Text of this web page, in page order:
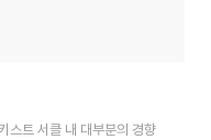
스트 서클 내 대부분의 경향